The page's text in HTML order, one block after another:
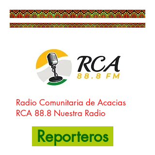
Radio Comunitaria de Acacias
RCA 88.8 Nuestra Radio
Reporteros